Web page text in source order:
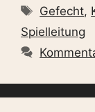
Gefecht,
Spielleitung